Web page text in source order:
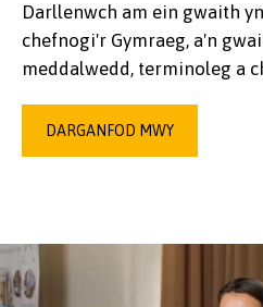
Darllenwch am ein gwaith
chefnogi'r Gymraeg, a'n
meddalwedd, terminoleg a
DARGANFOD MWY